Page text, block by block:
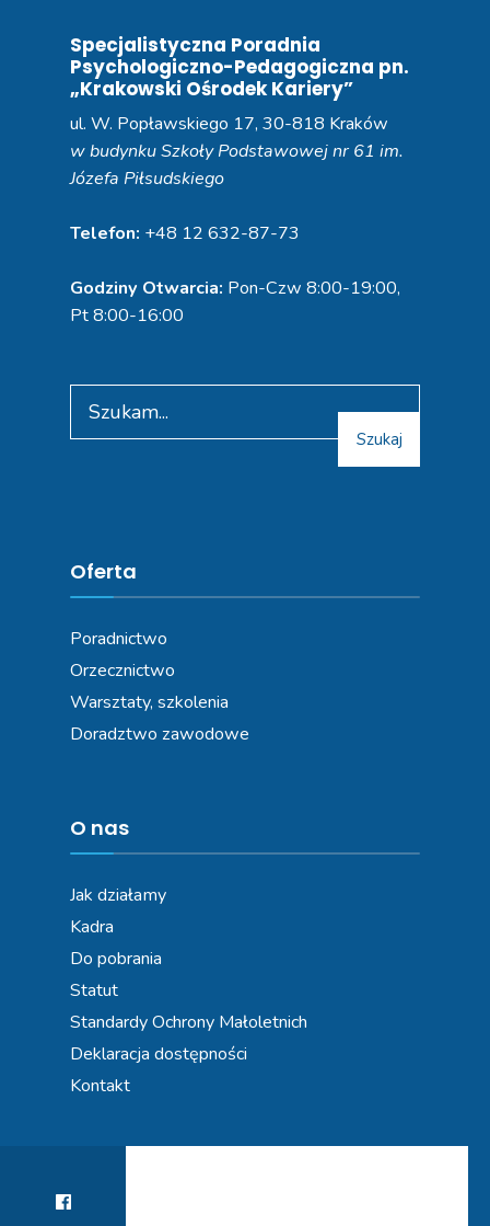
Specjalistyczna Poradnia
Psychologiczno-Pedagogiczna pn.
„Krakowski Ośrodek Kariery”
ul. W. Popławskiego 17, 30-818 Kraków
w budynku Szkoły Podstawowej nr 61 im.
Józefa Piłsudskiego
Telefon: +48 12 632-87-73
Godziny Otwarcia: Pon-Czw 8:00-19:00,
Pt 8:00-16:00
Szukaj
Oferta
Poradnictwo
Orzecznictwo
Warsztaty, szkolenia
Doradztwo zawodowe
O nas
Jak działamy
Kadra
Do pobrania
Statut
Standardy Ochrony Małoletnich
Deklaracja dostępności
Kontakt